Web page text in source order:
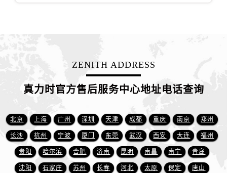
安徽省亳州市谯城区魏武大道真力时售后服务中心（需提前预约）
安徽省滁州市琅琊区南谯北路真力时售后服务中心（需提前预约）
安徽省阜阳市颍州区颍州北路真力时售后服务中心（需提前预约）
安徽省淮北市相山区淮海路真力时售后服务中心（需提前预约）
安徽省淮南市田家庵区国庆中路真力时售后服务中心（需提前预约）
ZENITH ADDRESS
真力时官方售后服务中心地址电话查询
北京 上海 广州 深圳 天津 成都 重庆 南京 郑州
长沙 杭州 宁波 厦门 东莞 武汉 西安 大连 福州
贵阳 哈尔滨 合肥 济南 昆明 南昌 南宁 青岛
沈阳 石家庄 苏州 长春 河北 太原 保定 唐山